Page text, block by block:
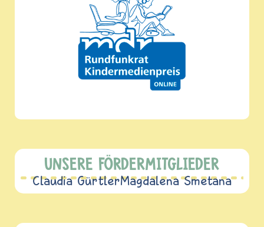
UNSERE FÖRDERMITGLIEDER
Claudia GürtlerMagdalena Smetana